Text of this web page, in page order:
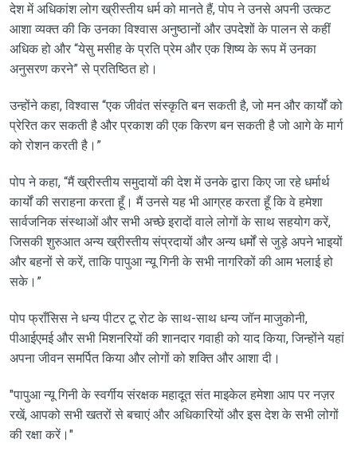
देश में अधिकांश लोग ख्रीस्तीय धर्म को मानते हैं, पोप ने उनसे अपनी उत्कट
आशा व्यक्त की कि उनका विश्वास अनुष्ठानों और उपदेशों के पालन से कहीं
अधिक हो और “येसु मसीह के प्रति प्रेम और एक शिष्य के रूप में उनका
अनुसरण करने” से प्रतिष्ठित हो।
उन्होंने कहा, विश्वास “एक जीवंत संस्कृति बन सकती है, जो मन और कार्यों को
प्रेरित कर सकती है और प्रकाश की एक किरण बन सकती है जो आगे के मार्ग
को रोशन करती है।”
पोप ने कहा, “मैं ख्रीस्तीय समुदायों की देश में उनके द्वारा किए जा रहे धर्मार्थ
कार्यों की सराहना करता हूँ। मैं उनसे यह भी आग्रह करता हूँ कि वे हमेशा
सार्वजनिक संस्थाओं और सभी अच्छे इरादों वाले लोगों के साथ सहयोग करें,
जिसकी शुरुआत अन्य ख्रीस्तीय संप्रदायों और अन्य धर्मों से जुड़े अपने भाइयों
और बहनों से करें, ताकि पापुआ न्यू गिनी के सभी नागरिकों की आम भलाई हो
सके।”
पोप फ्राँसिस ने धन्य पीटर टू रोट के साथ-साथ धन्य जॉन माजुकोनी,
पीआईएमई और सभी मिशनरियों की शानदार गवाही को याद किया, जिन्होंने यहां
अपना जीवन समर्पित किया और लोगों को शक्ति और आशा दी।
"पापुआ न्यू गिनी के स्वर्गीय संरक्षक महादूत संत माइकेल हमेशा आप पर नज़र
रखें, आपको सभी खतरों से बचाएं और अधिकारियों और इस देश के सभी लोगों
की रक्षा करें।"